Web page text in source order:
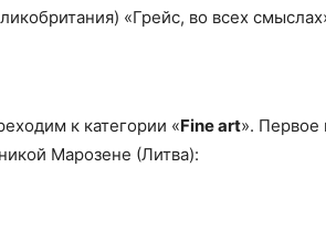
«Грейс, во всех
к категории «Fine art». Первое
Марозене (Литва):